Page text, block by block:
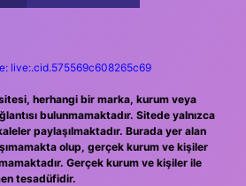
live:.cid.575569c608265c69
herhangi bir marka, kurum veya
bulunmamaktadır. Sitede yalnızca
paylaşılmaktadır. Burada yer alan
olup, gerçek kurum ve kişiler
Gerçek kurum ve kişiler ile
tesadüfidir.